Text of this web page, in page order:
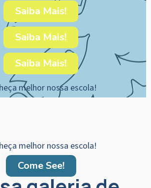
Saiba Mais!
Saiba Mais!
Saiba Mais!
melhor nossa escola!
melhor nossa escola!
Come See!